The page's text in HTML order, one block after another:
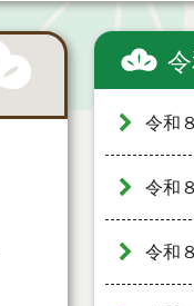
令和
令和
令和